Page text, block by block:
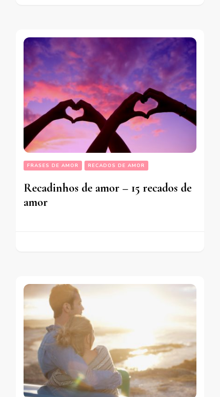
FRASES DE AMOR RECADOS DE AMOR
Recadinhos de amor – 15 recados de
amor